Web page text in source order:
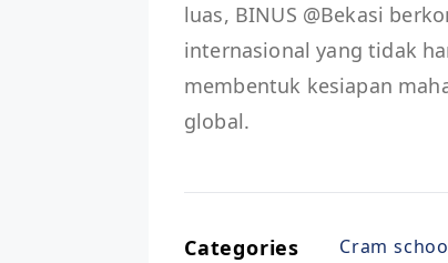
luas, BINUS @Bekasi
internasional yang tidak
membentuk kesiapan
global.
Categories
Cram